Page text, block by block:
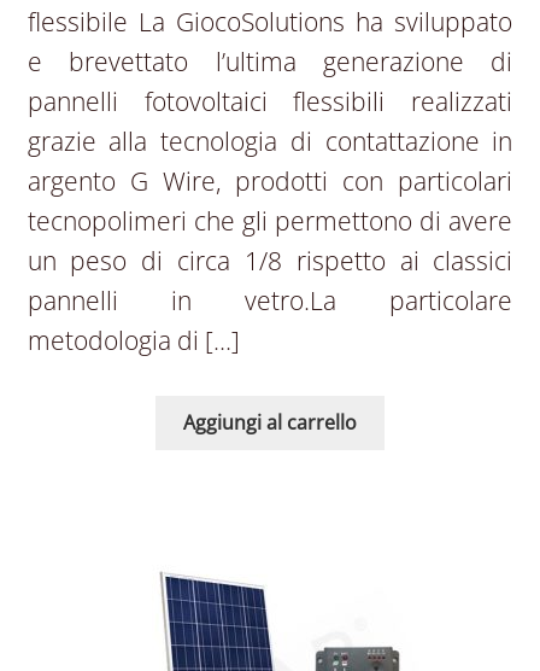
flessibile La GiocoSolutions ha sviluppato
e brevettato l’ultima generazione di
pannelli fotovoltaici flessibili realizzati
grazie alla tecnologia di contattazione in
argento G Wire, prodotti con particolari
tecnopolimeri che gli permettono di avere
un peso di circa 1/8 rispetto ai classici
pannelli in vetro.La particolare
metodologia di […]
Aggiungi al carrello